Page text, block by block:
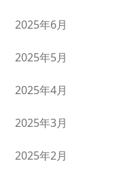
2025年6月
2025年5月
2025年4月
2025年3月
2025年2月